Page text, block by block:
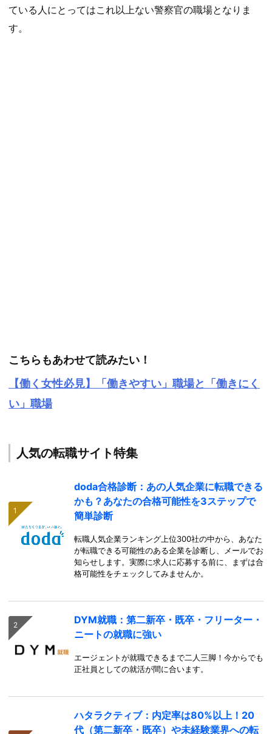
ている人にとってはこれ以上ない警察官の職場となりま
す。
こちらもあわせて読みたい！
【働く女性必見】「働きやすい」職場と「働きにく
い」職場
人気の転職サイト特集
doda合格診断：あの人気企業に転職できる
かも？あなたの合格可能性を3ステップで
簡単診断
転職人気企業ランキング上位300社の中から、あなた
が転職できる可能性のある企業を診断し、メールでお
知らせします。実際に求人に応募する前に、まずは合
格可能性をチェックしてみませんか。
DYM就職：第二新卒・既卒・フリーター・
ニートの就職に強い
エージェントが就職できるまで二人三脚！今からでも
正社員としての就活が間に合います。
ハタラクティブ：内定率は80%以上！20
代（第二新卒・既卒）や未経験業界への転